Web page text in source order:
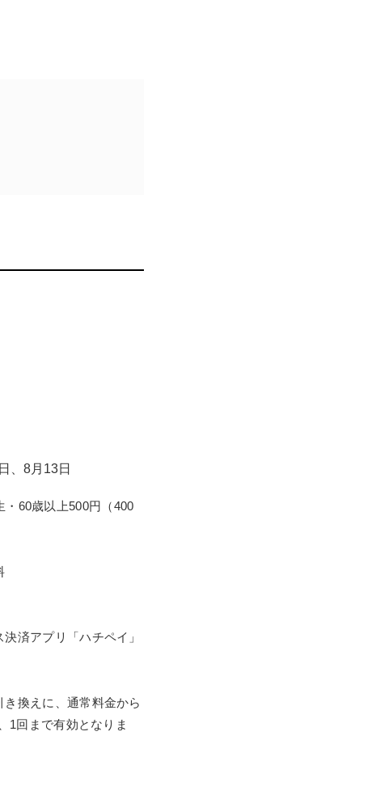
ます。
、8月13日
・60歳以上500円（400
済アプリ「ハチペイ」
換えに、通常料金から
1回まで有効となりま